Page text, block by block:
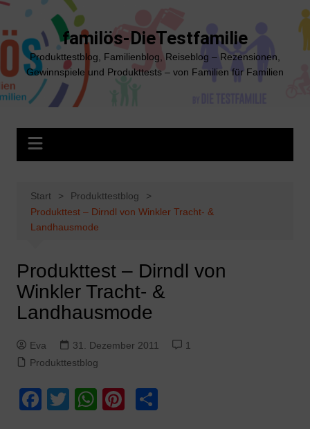
Zum
springen
familös-DieTestfamilie
Produkttestblog, Familienblog, Reiseblog – Rezensionen,
Gewinnspiele und Produkttests – von Familien für Familien
Start
Produkttestblog
Produkttest – Dirndl von Winkler Tracht- &
Landhausmode
Produkttest – Dirndl von
Winkler Tracht- &
Landhausmode
Eva 31. Dezember 2011
1
Produkttestblog
F T W Pi T